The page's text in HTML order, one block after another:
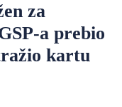
za
a prebio
kartu